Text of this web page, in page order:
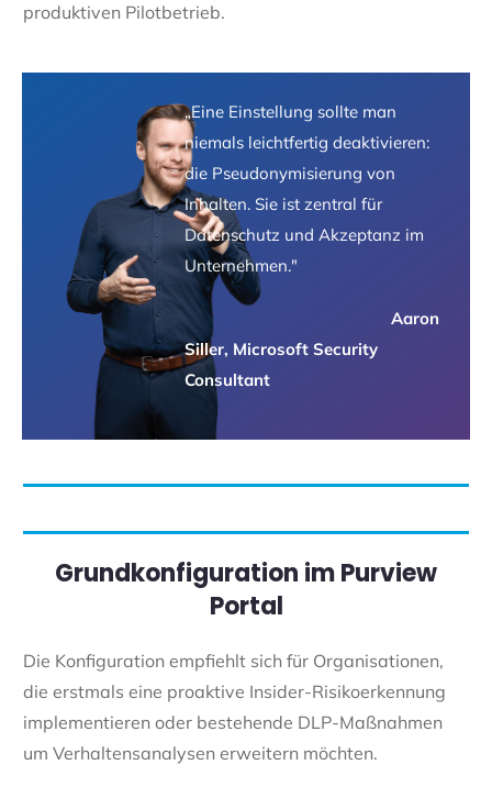
produktiven Pilotbetrieb.
„Eine Einstellung sollte man
niemals leichtfertig deaktivieren:
die Pseudonymisierung von
Inhalten. Sie ist zentral für
Datenschutz und Akzeptanz im
Unternehmen."
Aaron
Siller, Microsoft Security
Consultant
Grundkonfiguration im Purview
Portal
Die Konfiguration empfiehlt sich für Organisationen,
die erstmals eine proaktive Insider-Risikoerkennung
implementieren oder bestehende DLP-Maßnahmen
um Verhaltensanalysen erweitern möchten.